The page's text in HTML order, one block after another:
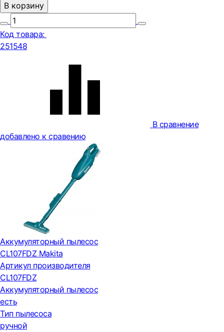
В корзину
Код товара:
251548
В сравнение
добавлено к сравению
Аккумуляторный пылесос
CL107FDZ Makita
Артикул производителя
CL107FDZ
Аккумуляторный пылесос
есть
Тип пылесоса
ручной